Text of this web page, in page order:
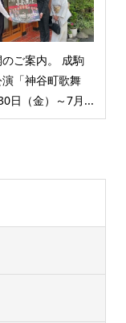
ご案内。 成駒
「神谷町歌舞
日（金）～7月...